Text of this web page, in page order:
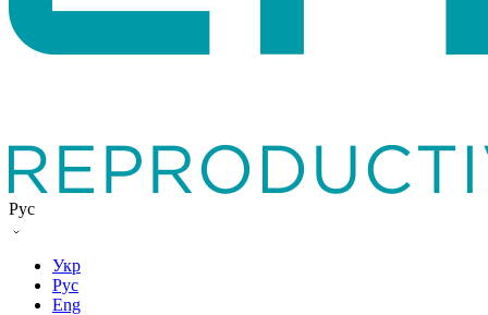
Рус
Укр
Рус
Eng